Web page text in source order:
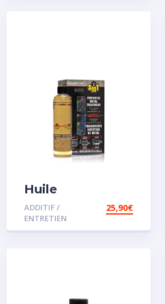
Huile
Remétallisant
Moteur SMT2
ADDITIF /
ENTRETIEN
25,90€